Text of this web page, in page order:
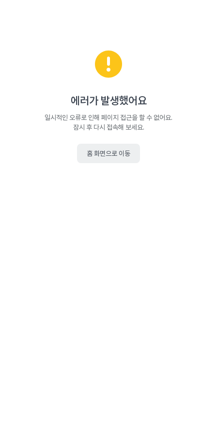
에러가 발생했어요
일시적인 오류로 인해 페이지 접근을 할 수 없어요.
잠시 후 다시 접속해 보세요.
홈 화면으로 이동